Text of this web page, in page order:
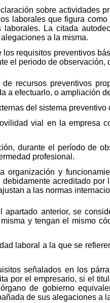
sobre actividades
laborales que figura
laborales. La citada
a la misma.
requisitos preventivos
el periodo de observación,
recursos preventivos
a efectuarlo, o ampliación
del sistema
vial en la empresa
durante el período de
profesional.
organización y
acreditado
a las normas
apartado anterior, se
y tengan el mismo
laboral a la que se
señalados en los
por el empresario, si el
de gobierno
de sus alegaciones a